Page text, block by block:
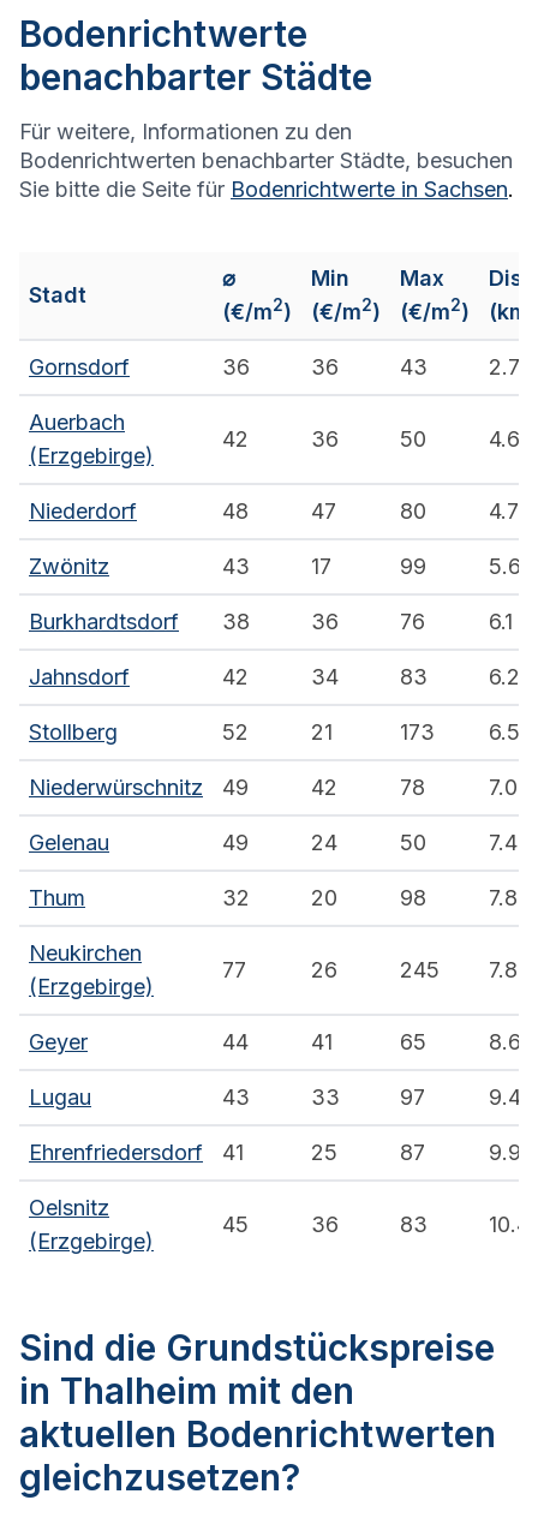
Bodenrichtwerte
benachbarter Städte
Für weitere, Informationen zu den
Bodenrichtwerten benachbarter Städte, besuchen
Sie bitte die Seite für Bodenrichtwerte in Sachsen.
Stadt
⌀
(€/m2)
Min
(€/m2)
Max
(€/m2)
(km)
Gornsdorf 36 36 43 2.7
Auerbach
(Erzgebirge)
42 36 50 4.6
Niederdorf 48 47 80 4.7
Zwönitz 43 17 99 5.6
Burkhardtsdorf 38 36 76 6.1
Jahnsdorf 42 34 83 6.2
Stollberg 52 21 173 6.5
Niederwürschnitz 49 42 78 7.0
Gelenau 49 24 50 7.4
Thum 32 20 98 7.8
Neukirchen
(Erzgebirge)
77 26 245 7.8
Geyer 44 41 65 8.6
Lugau 43 33 97 9.4
Ehrenfriedersdorf 41 25 87 9.9
Oelsnitz
(Erzgebirge)
45 36 83 10.4
Sind die Grundstückspreise
in Thalheim mit den
aktuellen Bodenrichtwerten
gleichzusetzen?